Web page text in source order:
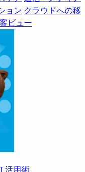
ョン クラウドへの移
ビュー
活用術